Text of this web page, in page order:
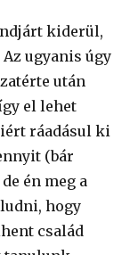
kiderül,
ugyanis úgy
után
el lehet
ráadásul ki
(bár
én meg a
hogy
család